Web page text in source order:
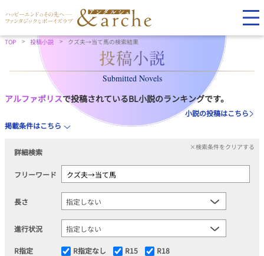
TOP 投稿小説 クズ夫→当て馬の検索結果
Submitted Novels
アルファポリスで投稿されているBL小説のランキングです。
小説の投稿はこちら
掲載条件はこちら
詳細検索
×検索条件をクリアする
フリーワード
長さ
進行状況
R指定 R指定なし R15 R18